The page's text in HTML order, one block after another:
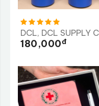
180,000Đ